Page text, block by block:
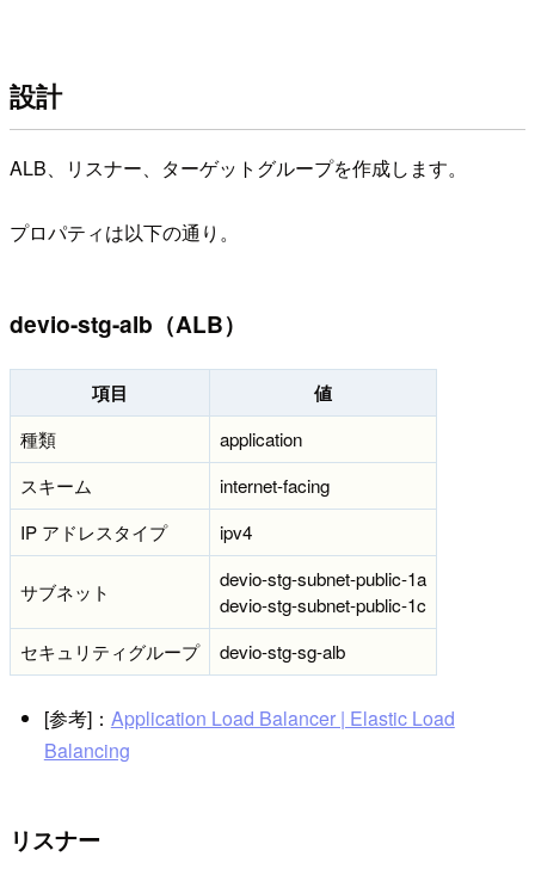
設計
ALB、リスナー、ターゲットグループを作成します。
プロパティは以下の通り。
devio-stg-alb（ALB）
項目 値
種類
application
スキーム
internet-facing
IP アドレスタイプ
ipv4
サブネット
devio-stg-subnet-public-1a
devio-stg-subnet-public-1c
セキュリティグループ
devio-stg-sg-alb
[参考]： Application Load Balancer | Elastic Load
Balancing
リスナー